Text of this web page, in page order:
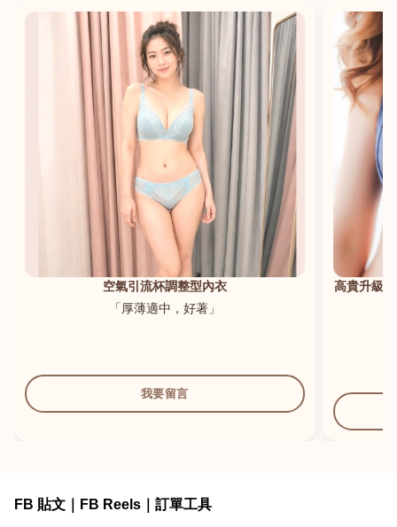
空氣引流杯調整型內衣
「厚薄適中，好著」
高貴升級新研發內衣
FB 貼文｜FB Reels｜訂單工具
港澳中文
English